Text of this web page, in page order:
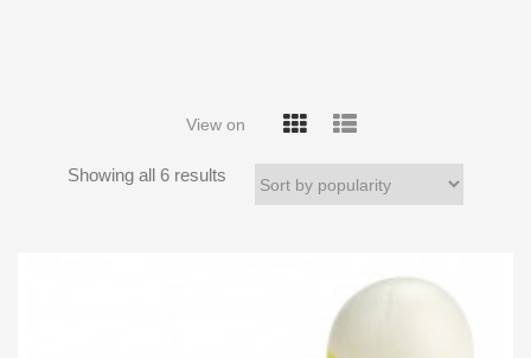
View on
Showing all 6 results